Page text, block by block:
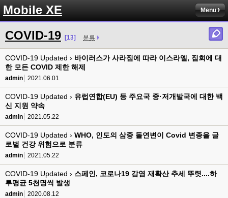
Mobile XE Menu
COVID-19 [13] 분류
COVID-19 Updated › 바이러스가 사라짐에 따라 이스라엘, 집회에 대
한 모든 COVID 제한 해제
admin 2021.06.01
COVID-19 Updated › 유럽연합(EU) 등 주요국 중·저개발국에 대한 백
신 지원 약속
admin 2021.05.22
COVID-19 Updated › WHO, 인도의 삼중 돌연변이 Covid 변종을 글
로벌 건강 위험으로 분류
admin 2021.05.22
COVID-19 Updated › 스페인, 코로나19 감염 재확산 추세 뚜렷....하
루평균 5천명씩 발생
admin 2020.08.12